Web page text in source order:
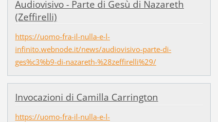
Audiovisivo - Parte di Gesù di Nazareth
(Zeffirelli)
https://uomo-fra-il-nulla-e-l-
infinito.webnode.it/news/audiovisivo-parte-di-
ges%c3%b9-di-nazareth-%28zeffirelli%29/
Invocazioni di Camilla Carrington
https://uomo-fra-il-nulla-e-l-